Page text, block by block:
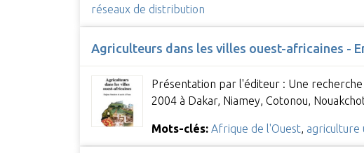
réseaux de distribution
Agriculteurs dans les villes ouest-africaines -
Présentation par l'éditeur : Une
2004 à Dakar, Niamey, Cotonou,
Mots-clés: Afrique de l'Ouest, agriculture